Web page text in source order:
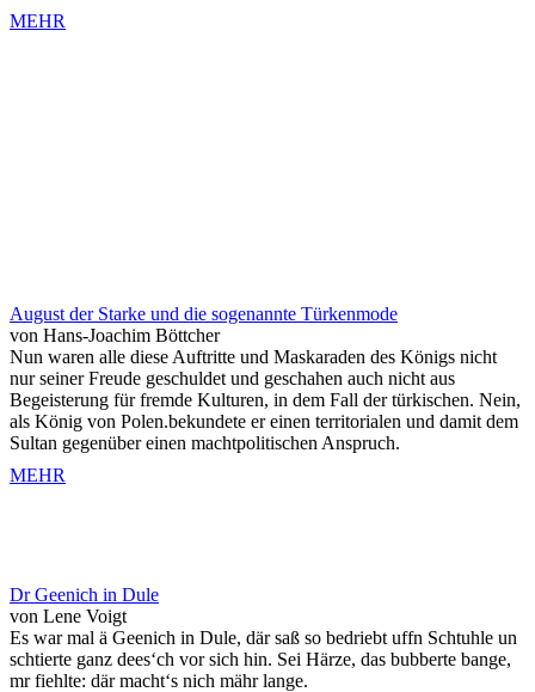
MEHR
August der Starke und die sogenannte Türkenmode
von Hans-Joachim Böttcher
Nun waren alle diese Auftritte und Maskaraden des Königs nicht
nur seiner Freude geschuldet und geschahen auch nicht aus
Begeisterung für fremde Kulturen, in dem Fall der türkischen. Nein,
als König von Polen.bekundete er einen territorialen und damit dem
Sultan gegenüber einen machtpolitischen Anspruch.
MEHR
Dr Geenich in Dule
von Lene Voigt
Es war mal ä Geenich in Dule, där saß so bedriebt uffn Schtuhle un
schtierte ganz dees‘ch vor sich hin. Sei Härze, das bubberte bange,
mr fiehlte: där macht‘s nich mähr lange.